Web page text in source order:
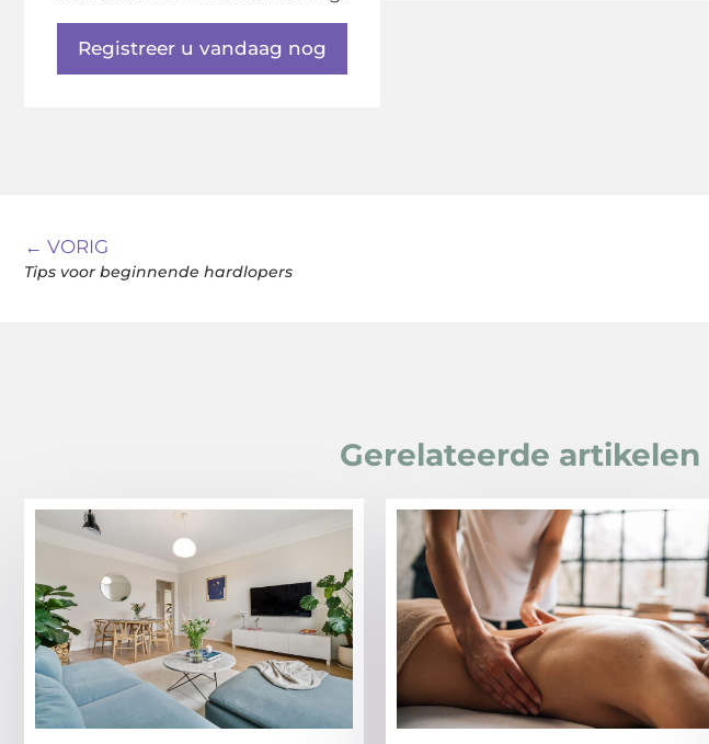
Registreer u vandaag nog
← VORIG
Tips voor beginnende hardlopers
Gerelateerde artikelen